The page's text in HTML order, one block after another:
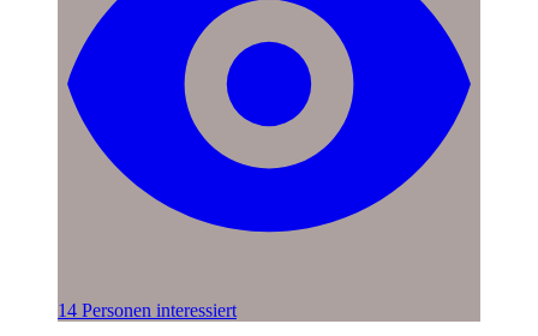
14 Personen interessiert